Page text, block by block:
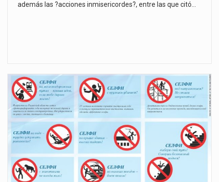
además las ?acciones inmisericordes?, entre las que citó…